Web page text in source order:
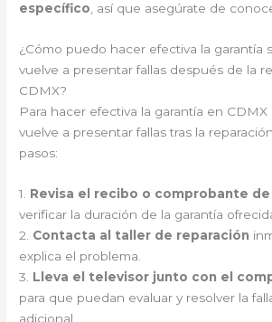
específico , así que asegúrate de
¿Cómo puedo hacer efectiva la garantía
vuelve a presentar fallas después de la
CDMX?
Para hacer efectiva la garantía en
vuelve a presentar fallas tras la
pasos:
1. Revisa el recibo o comprobante
verificar la duración de la garantía
2. Contacta al taller de reparación
explica el problema.
3. Lleva el televisor junto con el
para que puedan evaluar y resolver la
adicional.